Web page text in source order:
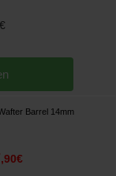
€
Barrel 14mm
,90€